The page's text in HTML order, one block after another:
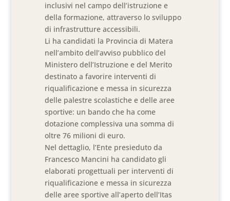
inclusivi nel campo dell’istruzione e
della formazione, attraverso lo sviluppo
di infrastrutture accessibili.
Li ha candidati la Provincia di Matera
nell’ambito dell’avviso pubblico del
Ministero dell’Istruzione e del Merito
destinato a favorire interventi di
riqualificazione e messa in sicurezza
delle palestre scolastiche e delle aree
sportive: un bando che ha come
dotazione complessiva una somma di
oltre 76 milioni di euro.
Nel dettaglio, l’Ente presieduto da
Francesco Mancini ha candidato gli
elaborati progettuali per interventi di
riqualificazione e messa in sicurezza
delle aree sportive all’aperto dell’Itas